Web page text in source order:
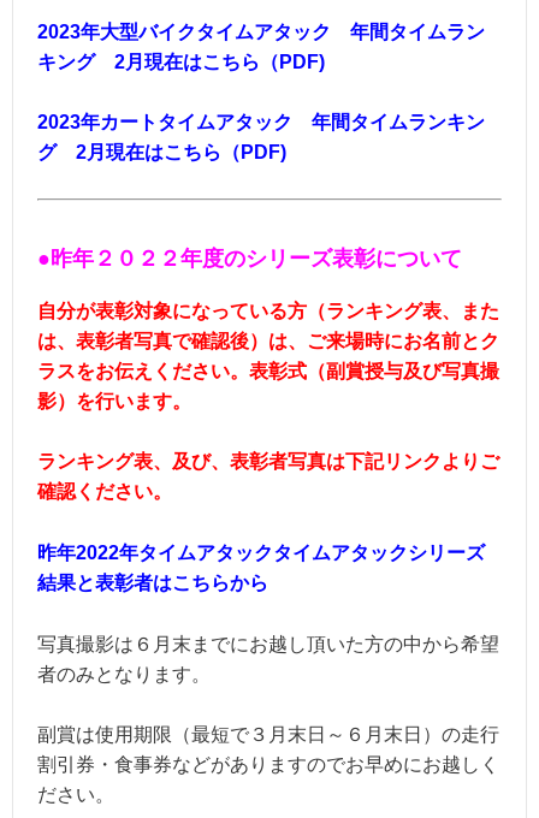
2023年大型バイクタイムアタック 年間タイムラン
キング 2月現在はこちら（PDF)
2023年カートタイムアタック 年間タイムランキン
グ 2月現在はこちら（PDF)
●昨年２０２２年度のシリーズ表彰について
自分が表彰対象になっている方（ランキング表、また
は、表彰者写真で確認後）は、ご来場時にお名前とク
ラスをお伝えください。表彰式（副賞授与及び写真撮
影）を行います。
ランキング表、及び、表彰者写真は下記リンクよりご
確認ください。
昨年2022年タイムアタックタイムアタックシリーズ
結果と表彰者はこちらから
写真撮影は６月末までにお越し頂いた方の中から希望
者のみとなります。
副賞は使用期限（最短で３月末日～６月末日）の走行
割引券・食事券などがありますのでお早めにお越しく
ださい。